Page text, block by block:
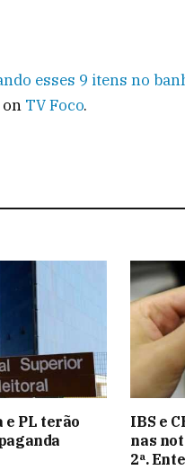
esses 9 itens no
TV Foco.
PL terão
IBS e
nas
2ª.